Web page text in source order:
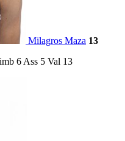
Milagros Maza 13
6 Ass 5 Val 13